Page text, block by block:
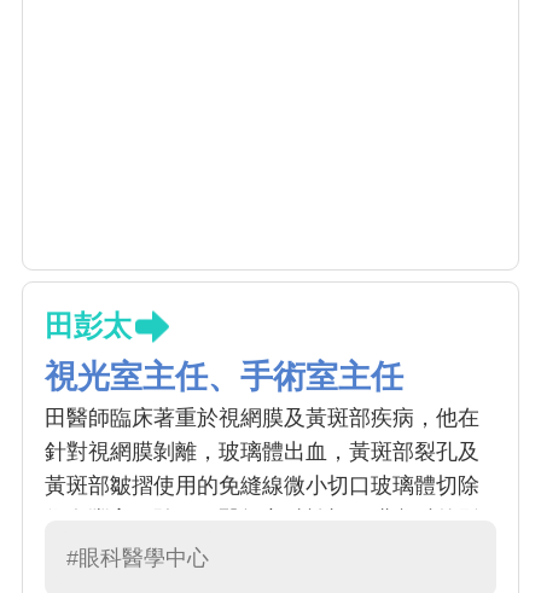
田彭太
視光室主任、手術室主任
田醫師臨床著重於視網膜及黃斑部疾病，他在
針對視網膜剝離，玻璃體出血，黃斑部裂孔及
黃斑部皺摺使用的免縫線微小切口玻璃體切除
像判讀及治療，諸如眼中風，老年性黃斑部病
#眼科醫學中心